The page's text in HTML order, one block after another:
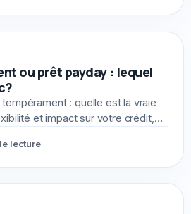
ou prêt payday : lequel
: quelle est la vraie
et impact sur votre crédit,
lecture